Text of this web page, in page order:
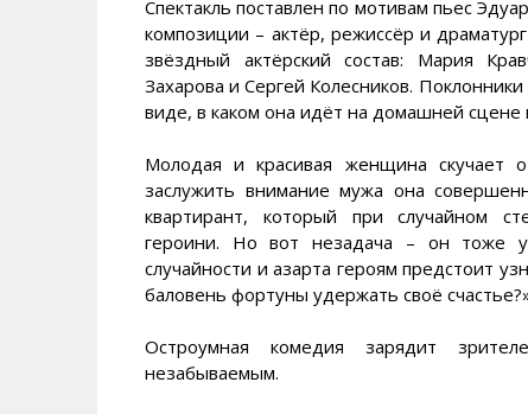
Спектакль поставлен по мотивам пьес
композиции – актёр, режиссёр и
звёздный актёрский состав: Мария
Захарова и Сергей Колесников.
виде, в каком она идёт на домашней сцене
Молодая и красивая женщина
заслужить внимание мужа она
квартирант, который при случайном
героини. Но вот незадача – он тоже
случайности и азарта героям предстоит
баловень фортуны удержать своё
Остроумная комедия зарядит
незабываемым.